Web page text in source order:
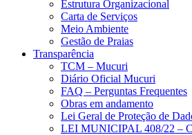
Estrutura Organizacional
Carta de Serviços
Meio Ambiente
Gestão de Praias
Transparência
TCM – Mucuri
Diário Oficial Mucuri
FAQ – Perguntas Frequentes
Obras em andamento
Lei Geral de Proteção de
LEI MUNICIPAL 408/22 –